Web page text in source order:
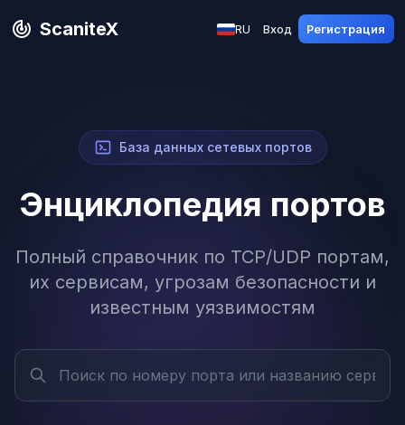
ScaniteX RU Вход Регистрация
База данных сетевых портов
Энциклопедия портов
Полный справочник по TCP/UDP портам,
их сервисам, угрозам безопасности и
известным уязвимостям